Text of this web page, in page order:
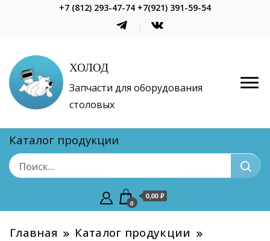
+7 (812) 293-47-74 +7(921) 391-59-54
ХОЛОД
Запчасти для оборудования
столовых
Каталог продукции
0
0,00 ₽
Главная
Каталог продукции